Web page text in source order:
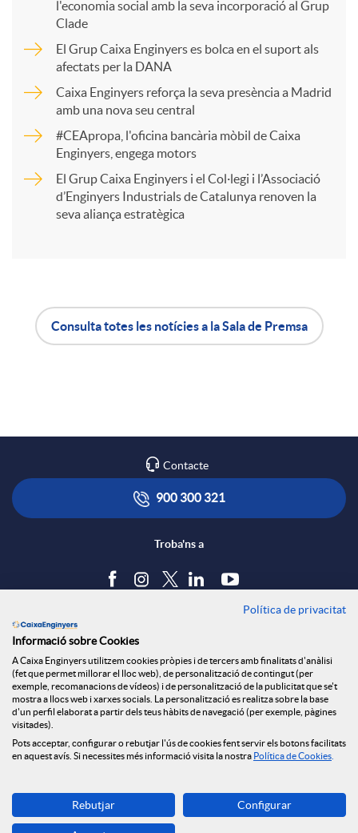
r
t
a
r
e
s
S
o
c
l'economia social amb la seva incorporació al Grup
Clade
El Grup Caixa Enginyers es bolca en el suport als
afectats per la DANA
Caixa Enginyers reforça la seva presència a Madrid
amb una nova seu central
#CEApropa, l'oficina bancària mòbil de Caixa
Enginyers, engega motors
El Grup Caixa Enginyers i el Col·legi i l’Associació
d’Enginyers Industrials de Catalunya renoven la
seva aliança estratègica
i
c
i
o
n
ó
a
l
a
d
Consulta totes les notícies a la Sala de Premsa
Contacte
900 300 321
Troba'ns a
Política de cookies
Avís legal
Seguretat Online
Canal denúncies
Descarrega-la ara
Banca MOBILE
Política de privacitat
Informació sobre Cookies
A Caixa Enginyers utilitzem cookies pròpies i de tercers amb finalitats d'anàlisi
(fet que permet millorar el lloc web), de personalització de contingut (per
exemple, recomanacions de vídeos) i de personalització de la publicitat que se't
mostra a llocs web i xarxes socials. La personalització es realitza sobre la base
d'un perfil elaborat a partir dels teus hàbits de navegació (per exemple, pàgines
visitades).
Pots acceptar, configurar o rebutjar l'ús de cookies fent servir els botons facilitats
en aquest avís. Si necessites més informació visita la nostra Política de Cookies
Rebutjar Configurar